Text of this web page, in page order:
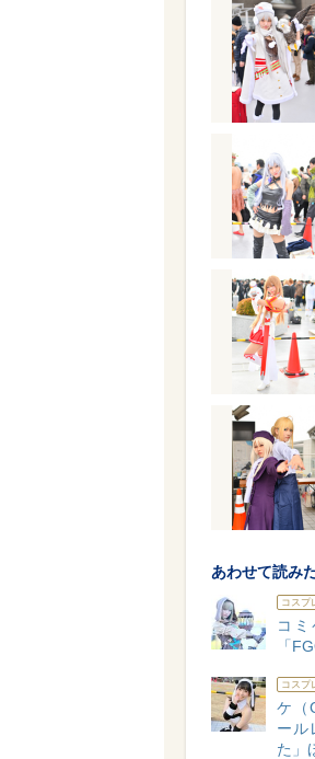
あわせて読み
コスプ
コ
「
コスプ
ケ（
ール
た」